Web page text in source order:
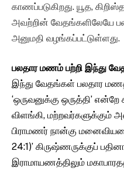
காணப்படுகிறது. யூத,
அவற்றின் வேதங்களிலேயே
அனுமதி வழங்கப்பட்டுள்ளது.
பலதார மணம் பற்றி இந்து
இந்து வேதங்கள் பலதார
‘ஒருவனுக்கு ஒருத்தி’
விளங்கி, மற்றவர்களுக்கும்
பிராமணர் நான்கு
24:1)’ கிருஷ்ணருக்குப்
இராமாயணத்திலும்